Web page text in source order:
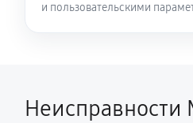
и пользовательскими
Неисправности